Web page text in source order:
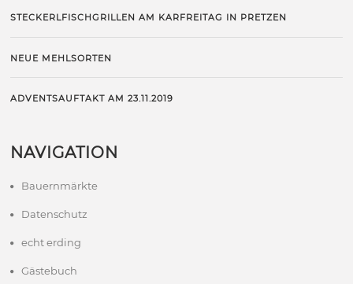
STECKERLFISCHGRILLEN AM KARFREITAG IN PRETZEN
NEUE MEHLSORTEN
ADVENTSAUFTAKT AM 23.11.2019
NAVIGATION
Bauernmärkte
Datenschutz
echt erding
Gästebuch